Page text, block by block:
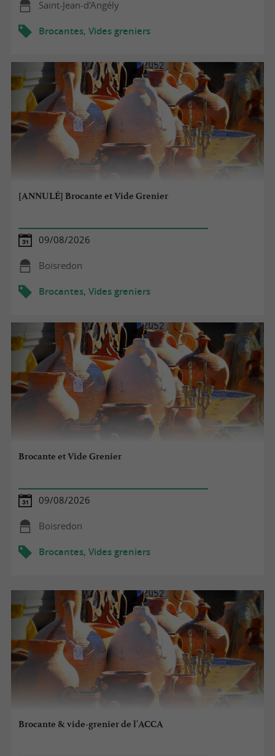
Saint-Jean-d'Angély
Brocantes, Vides greniers
[ANNULÉ] Brocante et Vide Grenier
09/08/2026
Boisredon
Brocantes, Vides greniers
Brocante et Vide Grenier
09/08/2026
Boisredon
Brocantes, Vides greniers
Brocante & vide-grenier de l'ACCA